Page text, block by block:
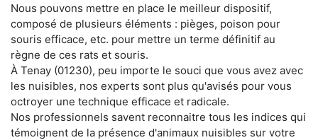
Nous pouvons mettre en place le meilleur dispositif,
composé de plusieurs éléments : pièges, poison pour
souris efficace, etc. pour mettre un terme définitif au
règne de ces rats et souris.
À Tenay (01230), peu importe le souci que vous avez avec
les nuisibles, nos experts sont plus qu'avisés pour vous
octroyer une technique efficace et radicale.
Nos professionnels savent reconnaitre tous les indices qui
témoignent de la présence d'animaux nuisibles sur votre